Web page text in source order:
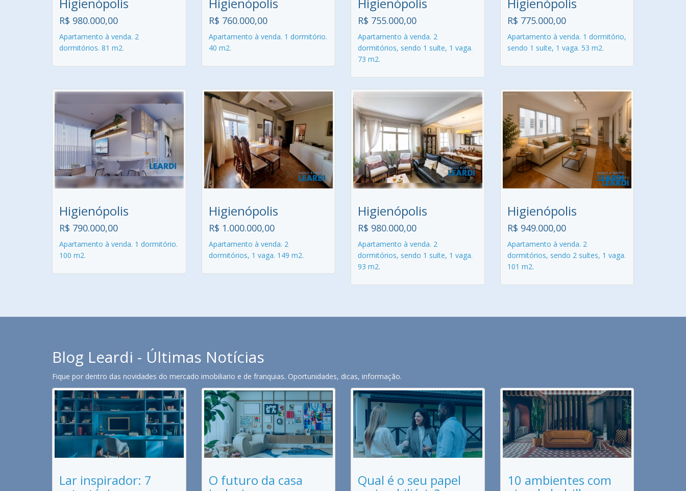
R$ 980.000,00
Apartamento à venda. 2
dormitórios. 81 m2.
R$ 760.000,00
Apartamento à venda. 1 dormitório.
40 m2.
R$ 755.000,00
Apartamento à venda. 2
dormitórios, sendo 1 suíte, 1 vaga.
73 m2.
R$ 775.000,00
Apartamento à venda. 1 dormitório,
sendo 1 suíte, 1 vaga. 53 m2.
Higienópolis
R$ 790.000,00
Apartamento à venda. 1 dormitório.
100 m2.
Higienópolis
R$ 1.000.000,00
Apartamento à venda. 2
dormitórios, 1 vaga. 149 m2.
Higienópolis
R$ 980.000,00
Apartamento à venda. 2
dormitórios, sendo 1 suíte, 1 vaga.
93 m2.
Higienópolis
R$ 949.000,00
Apartamento à venda. 2
dormitórios, sendo 2 suítes, 1 vaga.
101 m2.
Blog Leardi - Últimas Notícias
Fique por dentro das novidades do mercado imobiliario e de franquias. Oportunidades, dicas, informação.
Lar inspirador: 7 O futuro da casa Qual é o seu papel 10 ambientes com